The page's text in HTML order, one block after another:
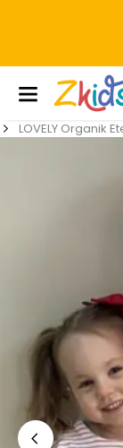
LOVELY Organik